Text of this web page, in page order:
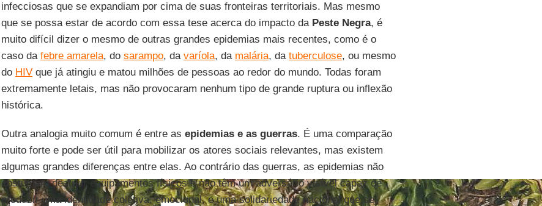
infecciosas que se expandiam por cima de suas fronteiras territoriais. Mas mesmo
que se possa estar de acordo com essa tese acerca do impacto daPeste Negra, é
muito difícil dizer o mesmo de outras grandes epidemias mais recentes, como é o
caso da febre amarela, do sarampo, da varíola, da malária, da tuberculose, ou mesmo
do HIV que já atingiu e matou milhões de pessoas ao redor do mundo. Todas foram
extremamente letais, mas não provocaram nenhum tipo de grande ruptura ou inflexão
histórica.
Outra analogia muito comum é entre as epidemias e as guerras. É uma comparação
muito forte e pode ser útil para mobilizar os atores sociais relevantes, mas existem
algumas grandes diferenças entre elas. Ao contrário das guerras, as epidemias não
costumam destruir equipamentos físicos e não têm um adversário visível capaz de
produzir uma identidade coletiva, emocional, e uma solidariedade nacional que se